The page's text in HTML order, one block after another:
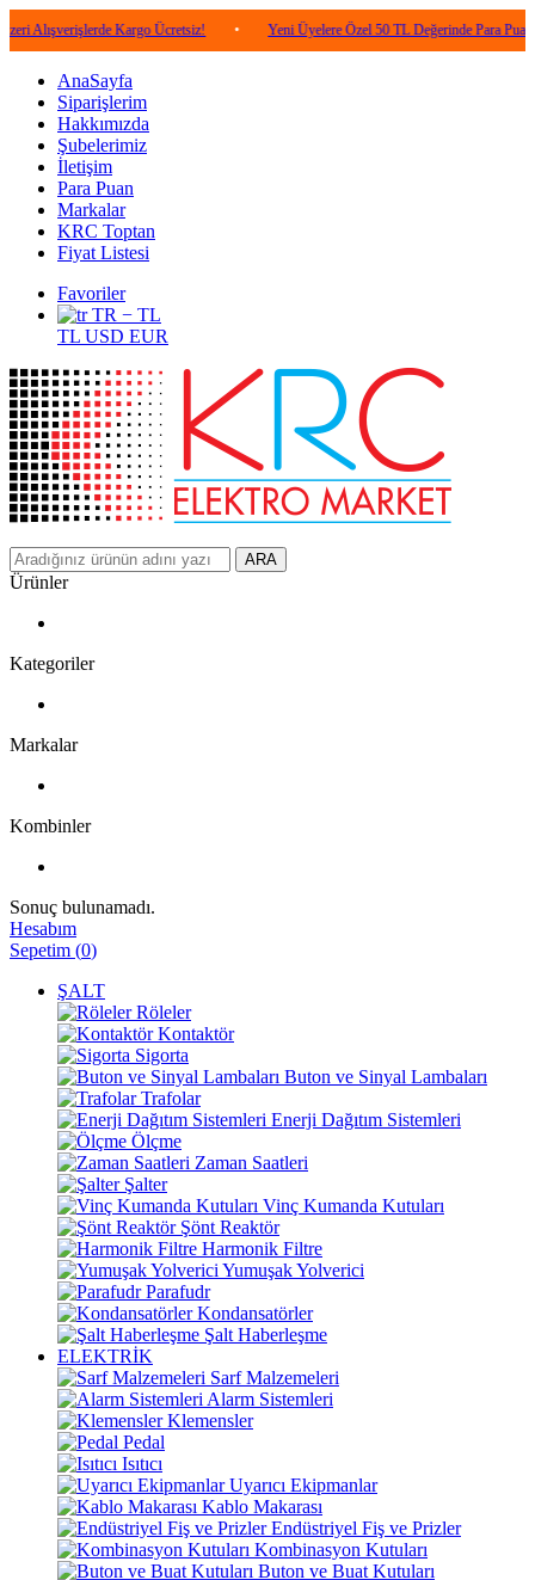
Kargo Ücretsiz! • Yeni Üyelere Özel 50 TL Değerinde Para Puan! •
AnaSayfa
Siparişlerim
Hakkımızda
Şubelerimiz
İletişim
Para Puan
Markalar
KRC Toptan
Fiyat Listesi
Favoriler
TR − TL
TL USD EUR
ARA
Ürünler
Kategoriler
Markalar
Kombinler
Sonuç bulunamadı.
Hesabım
Sepetim (0)
ŞALT
Röleler
Kontaktör
Sigorta
Buton ve Sinyal Lambaları
Trafolar
Enerji Dağıtım Sistemleri
Ölçme
Zaman Saatleri
Şalter
Vinç Kumanda Kutuları
Şönt Reaktör
Harmonik Filtre
Yumuşak Yolverici
Parafudr
Kondansatörler
Şalt Haberleşme
ELEKTRİK
Sarf Malzemeleri
Alarm Sistemleri
Klemensler
Pedal
Isıtıcı
Uyarıcı Ekipmanlar
Kablo Makarası
Endüstriyel Fiş ve Prizler
Kombinasyon Kutuları
Buton ve Buat Kutuları